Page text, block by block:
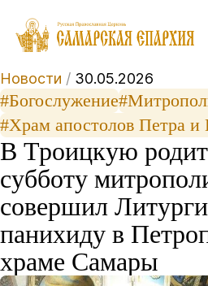
Новости / 30.05.2026
#Богослужение
#Храм апостолов Петра и
В Троицкую
субботу
совершил
панихиду в
храме Самары